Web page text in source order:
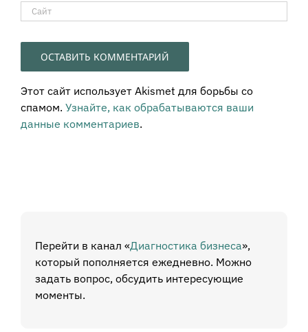
Этот сайт использует Akismet для борьбы со
спамом. Узнайте, как обрабатываются ваши
данные комментариев.
Перейти в канал «Диагностика бизнеса»,
который пополняется ежедневно. Можно
задать вопрос, обсудить интересующие
моменты.